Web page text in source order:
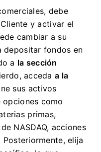
debe
y activar el
cambiar a su
depositar fondos en
a la sección
accedaa la
sus activos
como
primas,
NASDAQ, acciones
Posteriormente, elija